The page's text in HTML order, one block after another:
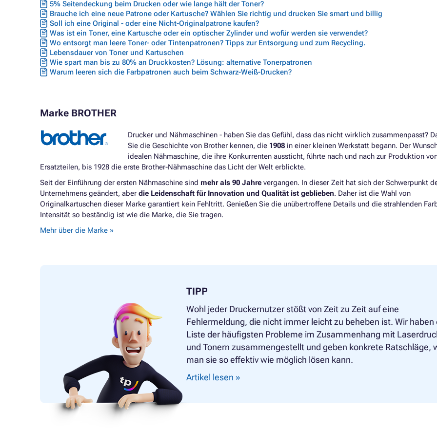
5% Seitendeckung beim Drucken oder wie lange hält der Toner?
Brauche ich eine neue Patrone oder Kartusche? Wählen Sie richtig und drucken Sie smart und billig
Soll ich eine Original - oder eine Nicht-Originalpatrone kaufen?
Was ist ein Toner, eine Kartusche oder ein optischer Zylinder und wofür werden sie verwendet?
Wo entsorgt man leere Toner- oder Tintenpatronen? Tipps zur Entsorgung und zum Recycling.
Lebensdauer von Toner und Kartuschen
Wie spart man bis zu 80% an Druckkosten? Lösung: alternative Tonerpatronen
Warum leeren sich die Farbpatronen auch beim Schwarz-Weiß-Drucken?
Marke BROTHER
Drucker und Nähmaschinen - haben Sie das Gefühl, dass das nicht wirklich zusammenpasst?
Sie die Geschichte von Brother kennen, die 1908 in einer kleinen Werkstatt begann. Der
idealen Nähmaschine, die ihre Konkurrenten aussticht, führte nach und nach zur Produktion
Ersatzteilen, bis 1928 die erste Brother-Nähmaschine das Licht der Welt erblickte.
Seit der Einführung der ersten Nähmaschine sind mehr als 90 Jahre vergangen. In dieser Zeit hat sich der Schwerpunkt
Unternehmens geändert, aber die Leidenschaft für Innovation und Qualität ist geblieben. Daher ist die Wahl von
Originalkartuschen dieser Marke garantiert kein Fehltritt. Genießen Sie die unübertroffene Details und die strahlenden
Intensität so beständig ist wie die Marke, die Sie tragen.
Mehr über die Marke »
TIPP
Wohl jeder Druckernutzer stößt von Zeit zu Zeit auf eine
Fehlermeldung, die nicht immer leicht zu beheben ist. Wir haben
Liste der häufigsten Probleme im Zusammenhang mit
und Tonern zusammengestellt und geben konkrete Ratschläge,
man sie so effektiv wie möglich lösen kann.
Artikel lesen »